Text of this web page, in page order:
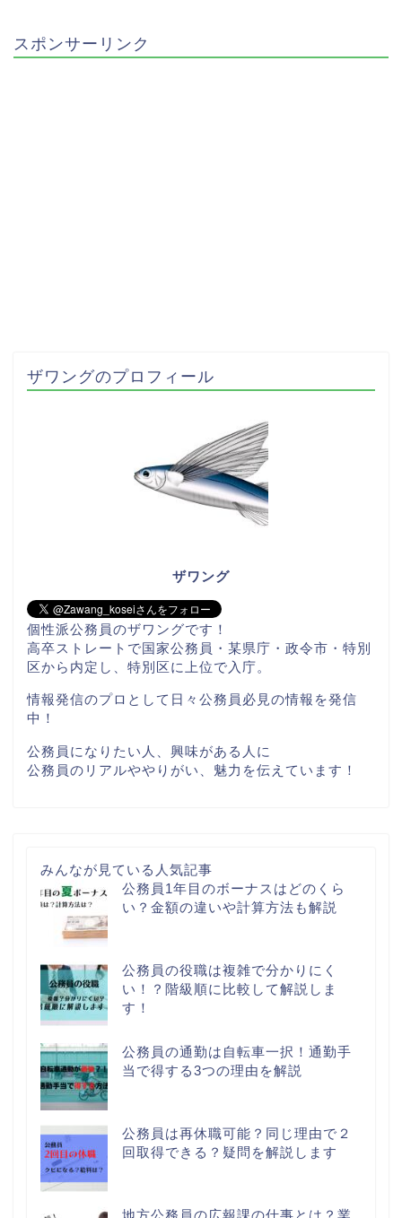
スポンサーリンク
ザワングのプロフィール
ザワング
個性派公務員のザワングです！
高卒ストレートで国家公務員・某県庁・政令市・特別
区から内定し、特別区に上位で入庁。
情報発信のプロとして日々公務員必見の情報を発信
中！
公務員になりたい人、興味がある人に
公務員のリアルややりがい、魅力を伝えています！
みんなが見ている人気記事
公務員1年目のボーナスはどのくら
い？金額の違いや計算方法も解説
公務員の役職は複雑で分かりにく
い！？階級順に比較して解説しま
す！
公務員の通勤は自転車一択！通勤手
当で得する3つの理由を解説
公務員は再休職可能？同じ理由で２
回取得できる？疑問を解説します
地方公務員の広報課の仕事とは？業